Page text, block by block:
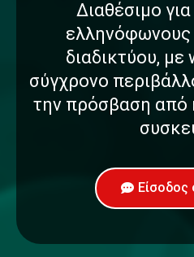
Διαθέσιμο
ελληνόφωνους
διαδικτύου,
σύγχρονο
την πρόσβαση από
Είσοδος